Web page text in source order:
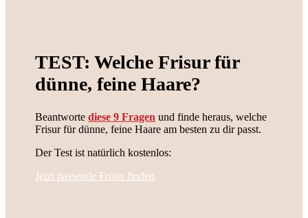
TEST: Welche Frisur für
dünne, feine Haare?
Beantwortediese 9 Fragen und finde heraus, welche
Frisur für dünne, feine Haare am besten zu dir passt.
Der Test ist natürlich kostenlos:
Jetzt passende Frisur finden